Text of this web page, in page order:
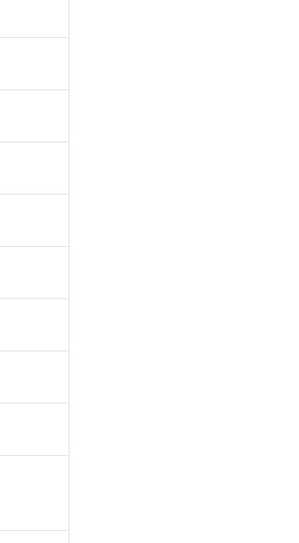
提供可能な商品です。
替える予定のある商品です。
、対応品を出す予定はありません。
中または確認中の商品です。
商品です。
明した場合などやむを得ず変更すること